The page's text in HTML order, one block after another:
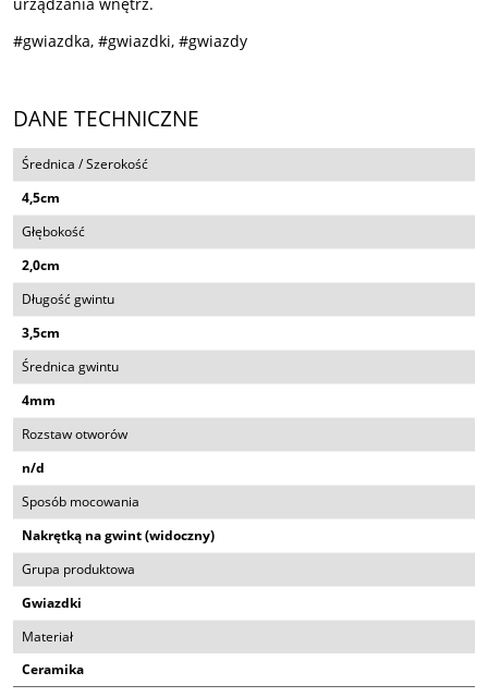
#gwiazdka, #gwiazdki, #gwiazdy
DANE TECHNICZNE
Średnica / Szerokość
4,5cm
Głębokość
2,0cm
Długość gwintu
3,5cm
Średnica gwintu
4mm
Rozstaw otworów
n/d
Sposób mocowania
Nakrętką na gwint (widoczny)
Grupa produktowa
Gwiazdki
Materiał
Ceramika